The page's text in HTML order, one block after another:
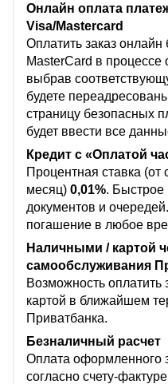
Онлайн оплата
Visa/Mastercard
Оплатить заказ онлайн
MasterCard в
выбрав
будете
страницу безопасных
будет ввести все
Кредит с «Оплатой
Процентная ставка (от
месяц) 0,01%. Быстрое
документов и
погашение в любое
Наличными / картой
самообслуживания
Возможность оплатить
картой в ближайшем
Приватбанка.
Безналичный расчет
Оплата оформленного
согласно счету-